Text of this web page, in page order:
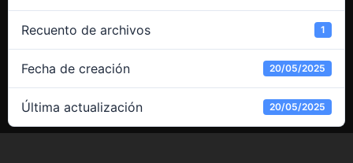
Recuento de archivos 1
Fecha de creación 20/05/2025
Última actualización 20/05/2025